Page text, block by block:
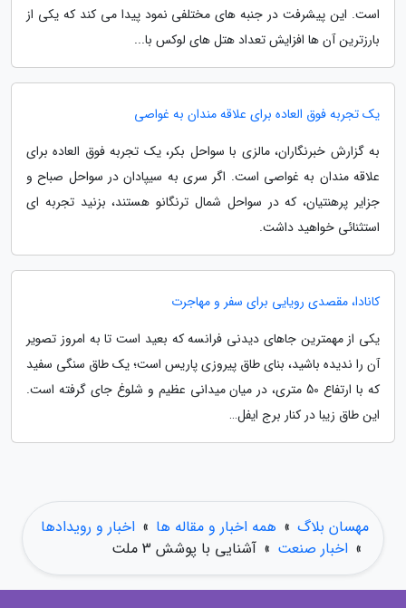
است. این پیشرفت در جنبه های مختلفی نمود پیدا می کند که یکی از
بارزترین آن ها افزایش تعداد هتل های لوکس با...
یک تجربه فوق العاده برای علاقه مندان به غواصی
به گزارش خبرنگاران، مالزی با سواحل بکر، یک تجربه فوق العاده برای
علاقه مندان به غواصی است. اگر سری به سیپادان در سواحل صباح و
جزایر پرهنتیان، که در سواحل شمال ترنگانو هستند، بزنید تجربه ای
استثنائی خواهید داشت.
کانادا، مقصدی رویایی برای سفر و مهاجرت
یکی از مهمترین جاهای دیدنی فرانسه که بعید است تا به امروز تصویر
آن را ندیده باشید، بنای طاق پیروزی پاریس است؛ یک طاق سنگی سفید
که با ارتفاع 50 متری، در میان میدانی عظیم و شلوغ جای گرفته است.
این طاق زیبا در کنار برج ایفل…
مهسان بلاگ » همه اخبار و مقاله ها » اخبار و رویدادها
» اخبار صنعت » آشنایی با پوشش 3 ملت